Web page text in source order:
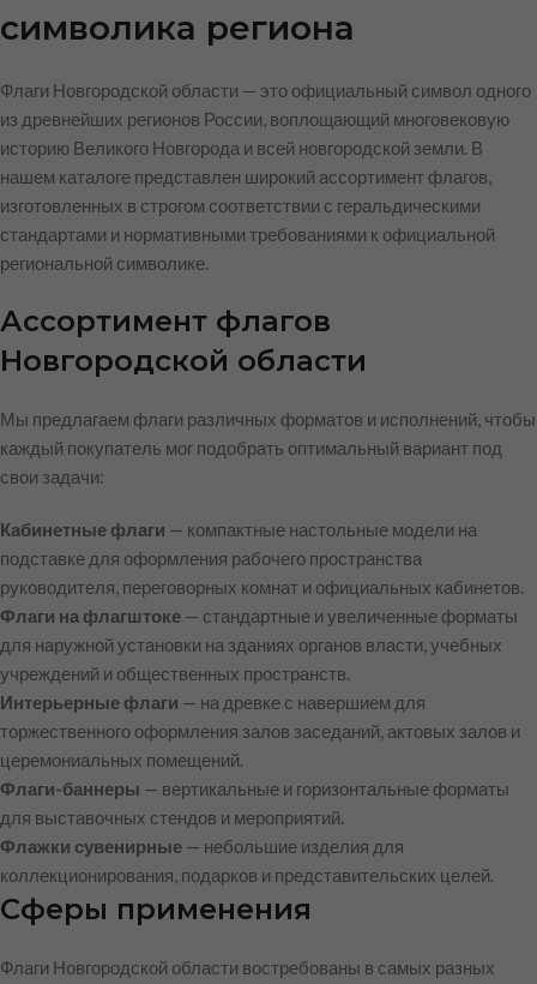
символика региона
Флаги Новгородской области — это официальный символ одного
из древнейших регионов России, воплощающий многовековую
историю Великого Новгорода и всей новгородской земли. В
нашем каталоге представлен широкий ассортимент флагов,
изготовленных в строгом соответствии с геральдическими
стандартами и нормативными требованиями к официальной
региональной символике.
Ассортимент флагов
Новгородской области
Мы предлагаем флаги различных форматов и исполнений, чтобы
каждый покупатель мог подобрать оптимальный вариант под
свои задачи:
Кабинетные флаги — компактные настольные модели на
подставке для оформления рабочего пространства
руководителя, переговорных комнат и официальных кабинетов.
Флаги на флагштоке — стандартные и увеличенные форматы
для наружной установки на зданиях органов власти, учебных
учреждений и общественных пространств.
Интерьерные флаги — на древке с навершием для
торжественного оформления залов заседаний, актовых залов и
церемониальных помещений.
Флаги-баннеры — вертикальные и горизонтальные форматы
для выставочных стендов и мероприятий.
Флажки сувенирные — небольшие изделия для
коллекционирования, подарков и представительских целей.
Сферы применения
Флаги Новгородской области востребованы в самых разных